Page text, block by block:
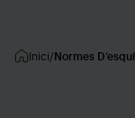
Inici Normes